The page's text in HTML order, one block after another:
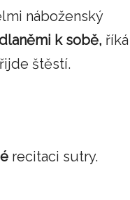
náboženský
k sobě, říká
štěstí.
recitaci sutry.